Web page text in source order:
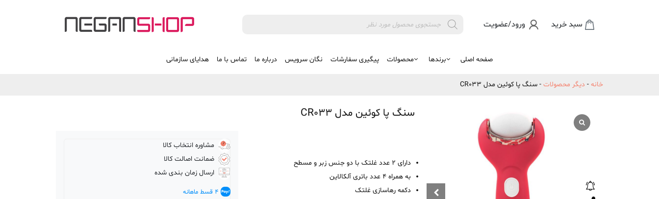
 سبد خرید ورود/عضویت
Products
search
صفحه اصلی برندها محصولات پیگیری سفارشات نگان سرویس درباره ما تماس با ما هدایای سازمانی
خانه - دیگر محصولات - سنگ پا کوئین مدل CR033
سنگ پا کوئین مدل CR033
دارای 2 عدد غلتک با دو جنس زبر و مسطح
به همراه 4 عدد باتری آلکالاین
دکمه رهاسازی غلتک
مشاوره انتخاب کالا
ضمانت اصالت کالا
ارسال زمان بندی شده
4 قسط ماهانه